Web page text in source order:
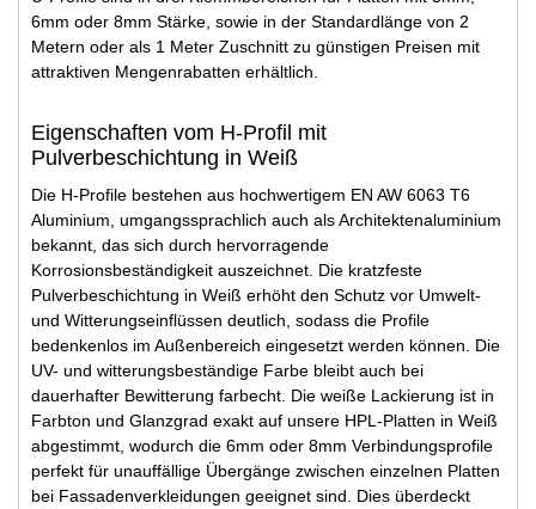
6mm oder 8mm Stärke, sowie in der Standardlänge von 2
Metern oder als 1 Meter Zuschnitt zu günstigen Preisen mit
attraktiven Mengenrabatten erhältlich.
Eigenschaften vom H-Profil mit
Pulverbeschichtung in Weiß
Die H-Profile bestehen aus hochwertigem EN AW 6063 T6
Aluminium, umgangssprachlich auch als Architektenaluminium
bekannt, das sich durch hervorragende
Korrosionsbeständigkeit auszeichnet. Die kratzfeste
Pulverbeschichtung in Weiß erhöht den Schutz vor Umwelt-
und Witterungseinflüssen deutlich, sodass die Profile
bedenkenlos im Außenbereich eingesetzt werden können. Die
UV- und witterungsbeständige Farbe bleibt auch bei
dauerhafter Bewitterung farbecht. Die weiße Lackierung ist in
Farbton und Glanzgrad exakt auf unsere HPL-Platten in Weiß
abgestimmt, wodurch die 6mm oder 8mm Verbindungsprofile
perfekt für unauffällige Übergänge zwischen einzelnen Platten
bei Fassadenverkleidungen geeignet sind. Dies überdeckt